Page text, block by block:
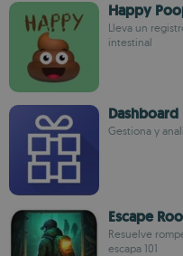
Happy
Lleva un
intestinal
Dashboard
Gestiona y
Escape
Resuelve
escapa 101